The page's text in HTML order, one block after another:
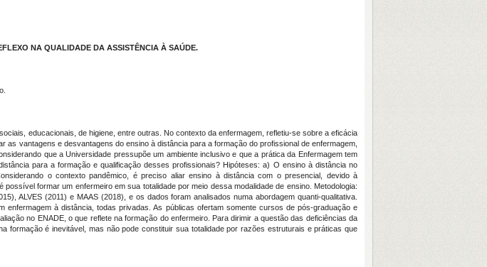
NA QUALIDADE DA ASSISTÊNCIA À SAÚDE.
educacionais, de higiene, entre outras. No contexto da enfermagem, refletiu-se sobre a eficácia
vantagens e desvantagens do ensino à distância para a formação do profissional de enfermagem,
que a Universidade pressupõe um ambiente inclusivo e que a prática da Enfermagem tem
para a formação e qualificação desses profissionais? Hipóteses: a) O ensino à distância no
o contexto pandêmico, é preciso aliar ensino à distância com o presencial, devido à
formar um enfermeiro em sua totalidade por meio dessa modalidade de ensino. Metodologia:
ALVES (2011) e MAAS (2018), e os dados foram analisados numa abordagem quanti-qualitativa.
à distância, todas privadas. As públicas ofertam somente cursos de pós-graduação e
no ENADE, o que reflete na formação do enfermeiro. Para dirimir a questão das deficiências da
formação é inevitável, mas não pode constituir sua totalidade por razões estruturais e práticas que